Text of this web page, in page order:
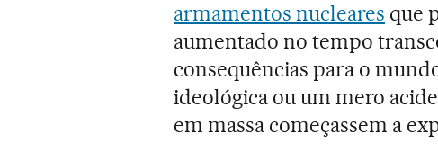
armamentos nucleares que
aumentado no tempo
consequências para o
ideológica ou um mero
em massa começassem a